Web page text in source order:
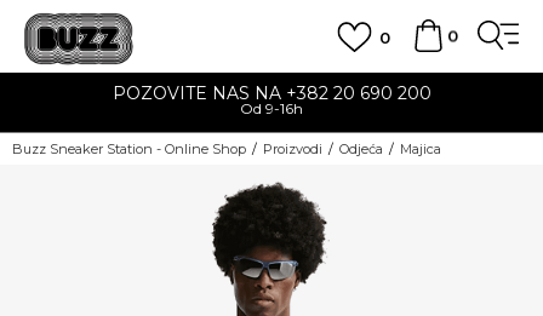
0
0
POZOVITE NAS NA +382 20 690 200
Od 9-16h
Buzz Sneaker Station - Online Shop Proizvodi Odjeća Majica